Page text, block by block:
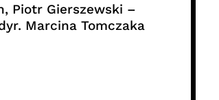
Piotr Gierszewski –
Marcina Tomczaka